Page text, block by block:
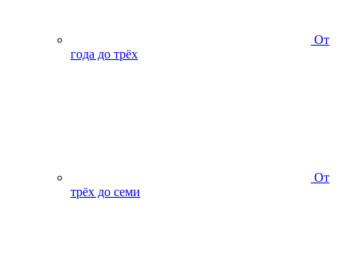
От
года до трёх
От
трёх до семи